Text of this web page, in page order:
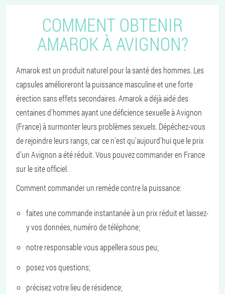
COMMENT OBTENIR
AMAROK À AVIGNON?
Amarok est un produit naturel pour la santé des hommes. Les
capsules amélioreront la puissance masculine et une forte
érection sans effets secondaires. Amarok a déjà aidé des
centaines d'hommes ayant une déficience sexuelle à Avignon
(France) à surmonter leurs problèmes sexuels. Dépêchez-vous
de rejoindre leurs rangs, car ce n'est qu'aujourd'hui que le prix
d'un Avignon a été réduit. Vous pouvez commander en France
sur le site officiel.
Comment commander un remède contre la puissance:
faites une commande instantanée à un prix réduit et laissez-
y vos données, numéro de téléphone;
notre responsable vous appellera sous peu;
posez vos questions;
précisez votre lieu de résidence;